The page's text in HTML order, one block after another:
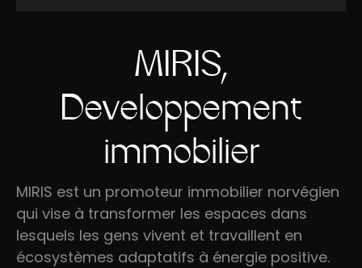
MIRIS,
Developpement
immobilier
MIRIS est un promoteur immobilier norvégien
qui vise à transformer les espaces dans
lesquels les gens vivent et travaillent en
écosystèmes adaptatifs à énergie positive.